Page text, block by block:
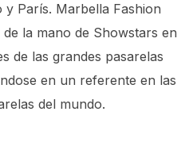
París. Marbella Fashion
la mano de Showstars en
de las grandes pasarelas
en un referente en las
del mundo.